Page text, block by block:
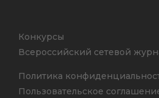
Конкурсы
Всероссийский сетевой
Политика
Пользовательское